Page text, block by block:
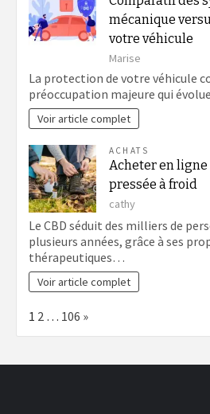
mécanique
votre véhicule
Marise
La protection de votre véhicule
préoccupation majeure qui
Voir article complet
ACHATS
Acheter en ligne
pressée à froid
cathy
Le CBD séduit des milliers de
plusieurs années, grâce à ses
thérapeutiques…
Voir article complet
Page:
1 2 … 106 Next
»